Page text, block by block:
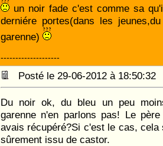
un noir fade c'est comme sa
derniére portes(dans les
garenne)
--------------------
Posté le 29-06-2012 à
Du noir ok, du bleu un peu
garenne n'en parlons pas! Le
avais récupéré?Si c'est le cas,
sûrement issu de castor.